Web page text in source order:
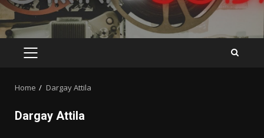
PRIMARY
Home Dargay Attila
Dargay Attila